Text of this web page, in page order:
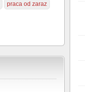
praca od zaraz